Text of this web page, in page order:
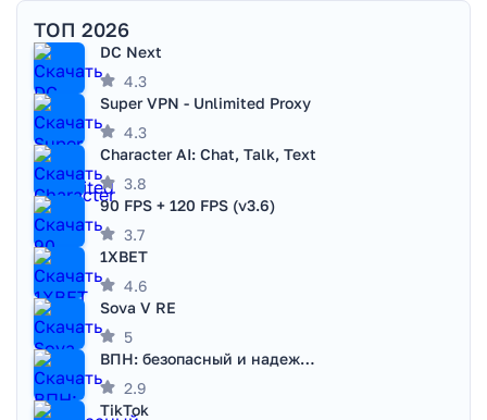
ТОП 2026
DC Next
4.3
Super VPN - Unlimited Proxy
4.3
Character AI: Chat, Talk, Text
3.8
90 FPS + 120 FPS (v3.6)
3.7
1XBET
4.6
Sova V RE
5
ВПН: безопасный и надежный VPN
2.9
TikTok